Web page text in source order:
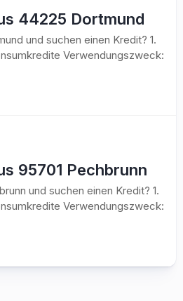
44225 Dortmund
und suchen einen Kredit? 1.
Verwendungszweck:
95701 Pechbrunn
und suchen einen Kredit? 1.
Verwendungszweck: